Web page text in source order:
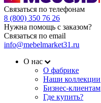
Связаться по телефонам
8 (800) 350 76 26
Нужна помощь с заказом?
Связаться по email
info@mebelmarket31.ru
О нас
О фабрике
Наши коллекции
Бизнес-клиентам
Где купить?